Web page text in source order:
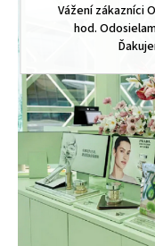
Vážení zákazníci
hod.